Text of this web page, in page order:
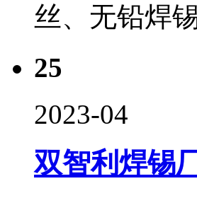
丝、无铅焊
25
2023-04
双智利焊锡